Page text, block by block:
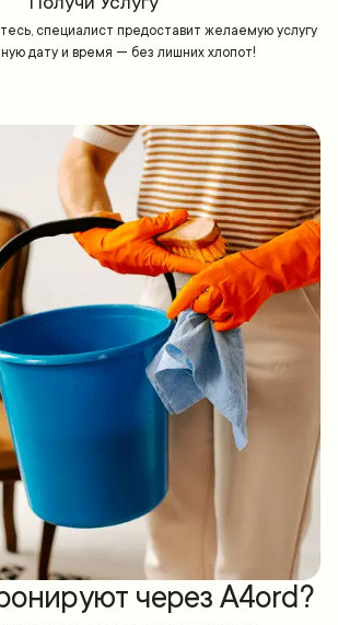
специалист предоставит желаемую услугу
дату и время — без лишних хлопот!
через A4ord?